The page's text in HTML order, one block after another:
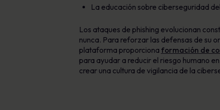
La educación sobre ciberseguridad
Los ataques de phishing evolucionan
nunca. Para reforzar las defensas de su
plataforma proporciona formación de
para ayudar a reducir el riesgo humano
crear una cultura de vigilancia de la